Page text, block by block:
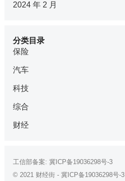
2024 年 2 月
分类目录
保险
汽车
科技
综合
财经
工信部备案: 冀ICP备19036298号-3
© 2021 财经街- 冀ICP备19036298号-3